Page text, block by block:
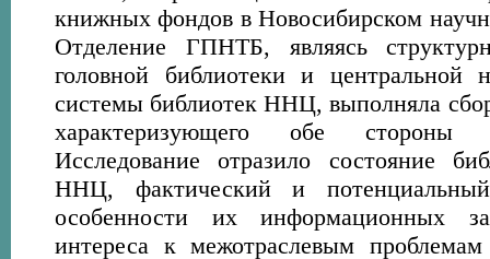
книжных фондов в Новосибирском
Отделение ГПНТБ, являясь
головной библиотеки и центральной
системы библиотек ННЦ, выполняла
характеризующего обе стороны
Исследование отразило состояние
ННЦ, фактический и потенциальный
особенности их информационных
интереса к межотраслевым